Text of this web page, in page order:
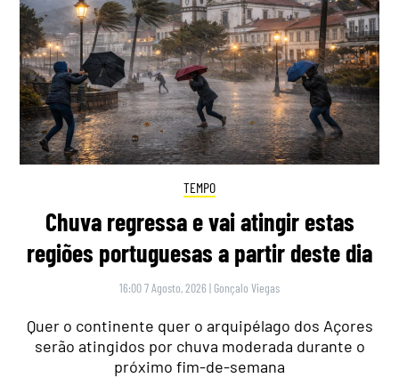
TEMPO
Chuva regressa e vai atingir estas
regiões portuguesas a partir deste dia
16:00 7 Agosto, 2026 | Gonçalo Viegas
Quer o continente quer o arquipélago dos Açores
serão atingidos por chuva moderada durante o
próximo fim-de-semana